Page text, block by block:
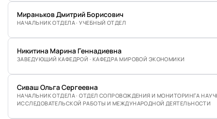
Мираньков Дмитрий Борисович
НАЧАЛЬНИК ОТДЕЛА · УЧЕБНЫЙ ОТДЕЛ
Никитина Марина Геннадиевна
ЗАВЕДУЮЩИЙ КАФЕДРОЙ · КАФЕДРА МИРОВОЙ ЭКОНОМИКИ
Сиваш Ольга Сергеевна
НАЧАЛЬНИК ОТДЕЛА · ОТДЕЛ СОПРОВОЖДЕНИЯ И МОНИТОРИНГА
ИССЛЕДОВАТЕЛЬСКОЙ РАБОТЫ И МЕЖДУНАРОДНОЙ ДЕЯТЕЛЬНОСТИ